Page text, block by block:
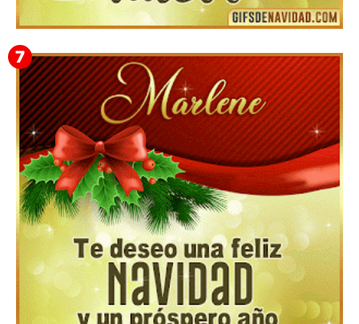
Te deseo una Feliz Navidad Bardona